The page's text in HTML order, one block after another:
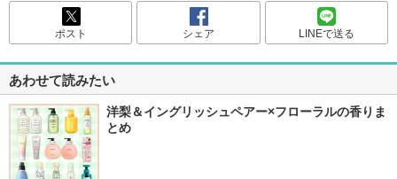
ポスト シェア LINEで送る
あわせて読みたい
洋梨＆イングリッシュペアー×フローラルの香りま
とめ